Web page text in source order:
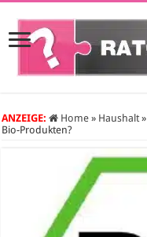
ANZEIGE: Home » Haushalt »
Bio-Produkten?